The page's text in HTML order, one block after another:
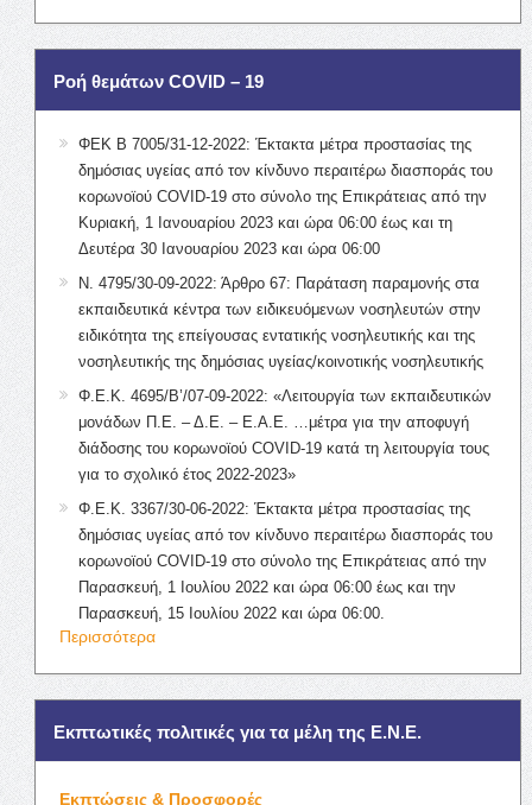
Ροή θεμάτων COVID – 19
ΦΕΚ Β 7005/31-12-2022: Έκτακτα μέτρα προστασίας της
δημόσιας υγείας από τον κίνδυνο περαιτέρω διασποράς του
κορωνοϊού COVID-19 στο σύνολο της Επικράτειας από την
Κυριακή, 1 Ιανουαρίου 2023 και ώρα 06:00 έως και τη
Δευτέρα 30 Ιανουαρίου 2023 και ώρα 06:00
Ν. 4795/30-09-2022: Άρθρο 67: Παράταση παραμονής στα
εκπαιδευτικά κέντρα των ειδικευόμενων νοσηλευτών στην
ειδικότητα της επείγουσας εντατικής νοσηλευτικής και της
νοσηλευτικής της δημόσιας υγείας/κοινοτικής νοσηλευτικής
Φ.Ε.Κ. 4695/Β’/07-09-2022: «Λειτουργία των εκπαιδευτικών
μονάδων Π.Ε. – Δ.Ε. – Ε.Α.Ε. …μέτρα για την αποφυγή
διάδοσης του κορωνοϊού COVID-19 κατά τη λειτουργία τους
για το σχολικό έτος 2022-2023»
Φ.Ε.Κ. 3367/30-06-2022: Έκτακτα μέτρα προστασίας της
δημόσιας υγείας από τον κίνδυνο περαιτέρω διασποράς του
κορωνοϊού COVID-19 στο σύνολο της Επικράτειας από την
Παρασκευή, 1 Ιουλίου 2022 και ώρα 06:00 έως και την
Παρασκευή, 15 Ιουλίου 2022 και ώρα 06:00.
Περισσότερα
Εκπτωτικές πολιτικές για τα μέλη της Ε.Ν.Ε.
Εκπτώσεις & Προσφορές